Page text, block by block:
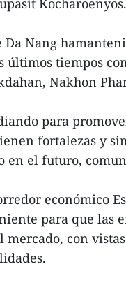
Kocharoenyos.
Nang
últimos tiempos
Nakhon
para
fortalezas y
en el futuro,
económico
para que las
mercado, con